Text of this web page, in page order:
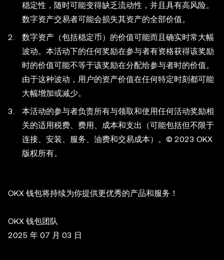
稳定性，随时可能变得缺乏流动性，并且具有高风险。
数字资产交易者可能会损失其资产的全部价值。
数字资产（包括稳定币）的价值可能而且确实时常大幅
波动。本活动下的任何奖励在参与者有资格获得该奖励
时的价值可能不等于该奖励在分配给参与者时的价值。
由于这种波动，用户的资产价值在任何特定时刻都可能
大幅增加或减少。
本活动的参与者负责所有与领取和使用任何活动奖励相
关的适用税费、费用、成本和支出（可能包括但不限于
连接、安装、服务、油费和交易成本）。© 2023 OKX
版权所有。
OKX 钱包将持续为你提供更优秀的产品和服务！
OKX 钱包团队
2025 年 07 月 03 日